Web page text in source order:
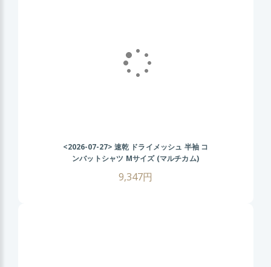
<2026-07-27> 速乾 ドライメッシュ 半袖 コ
ンバットシャツ Mサイズ (マルチカム)
抜群 戦闘服 サバゲー装備 サバイバルゲーム
9,347円